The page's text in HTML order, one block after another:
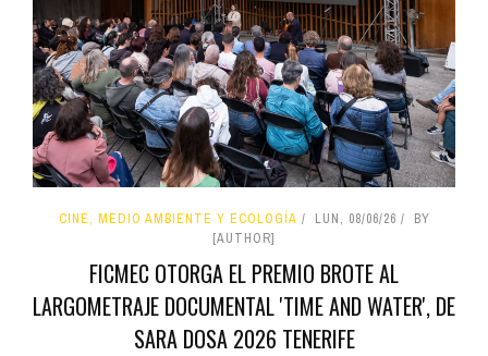
CINE, MEDIO AMBIENTE Y ECOLOGÍA LUN, 08/06/26
BY
[AUTHOR]
FICMEC OTORGA EL PREMIO BROTE AL
LARGOMETRAJE DOCUMENTAL 'TIME AND WATER', DE
SARA DOSA 2026 TENERIFE